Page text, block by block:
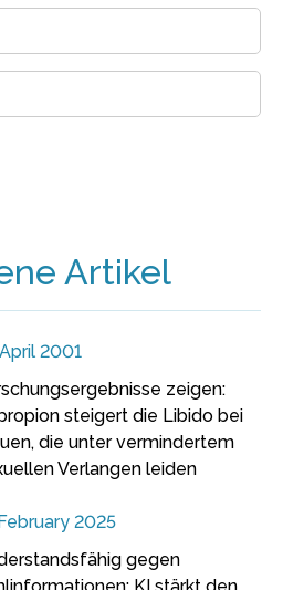
Artikel
2001
zeigen:
steigert die Libido bei
die unter vermindertem
Verlangen leiden
2025
gegen
KI stärkt den